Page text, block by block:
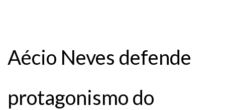
Aécio Neves defende
protagonismo do